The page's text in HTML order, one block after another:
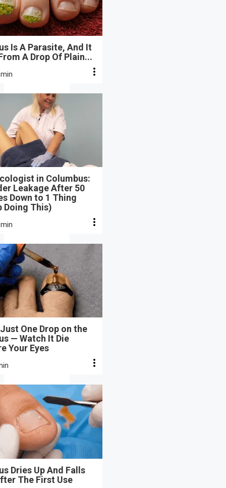
Is A Parasite, And It
A Drop Of Plain...
in Columbus:
Leakage After 50
Down to 1 Thing
Doing This)
One Drop on the
— Watch It Die
Your Eyes
Dries Up And Falls
The First Use